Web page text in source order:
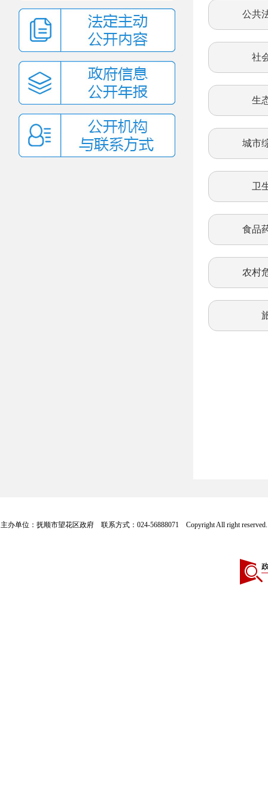
主办单位：抚顺市望花区政府 联系方式：024-56888071 Copyright All right